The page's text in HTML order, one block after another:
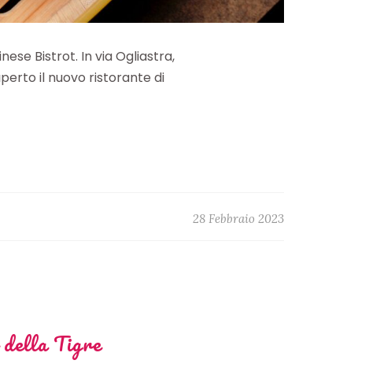
Bistrot. In via Ogliastra,
il nuovo ristorante di
28 Febbraio 2023
della Tigre